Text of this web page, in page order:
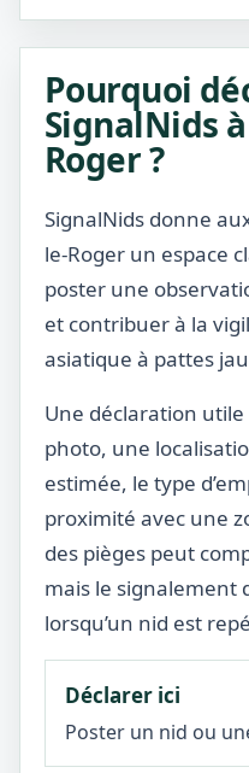
Pourquoi
SignalNids
Roger ?
SignalNids donne
le-Roger un espace
poster une
et contribuer à la
asiatique à pattes
Une déclaration
photo, une
estimée, le type
proximité avec une
des pièges peut
mais le signalement
lorsqu’un nid est
Déclarer ici
Poster un nid ou